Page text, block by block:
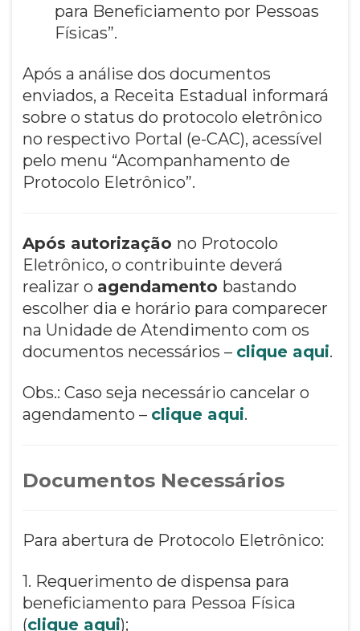
para Beneficiamento por Pessoas
Físicas”.
Após a análise dos documentos
enviados, a Receita Estadual informará
sobre o status do protocolo eletrônico
no respectivo Portal (e-CAC), acessível
pelo menu “Acompanhamento de
Protocolo Eletrônico”.
Após autorização no Protocolo
Eletrônico, o contribuinte deverá
realizar o agendamento bastando
escolher dia e horário para comparecer
na Unidade de Atendimento com os
documentos necessários – clique aqui.
Obs.: Caso seja necessário cancelar o
agendamento – clique aqui.
Documentos Necessários
Para abertura de Protocolo Eletrônico:
1. Requerimento de dispensa para
beneficiamento para Pessoa Física
(clique aqui);